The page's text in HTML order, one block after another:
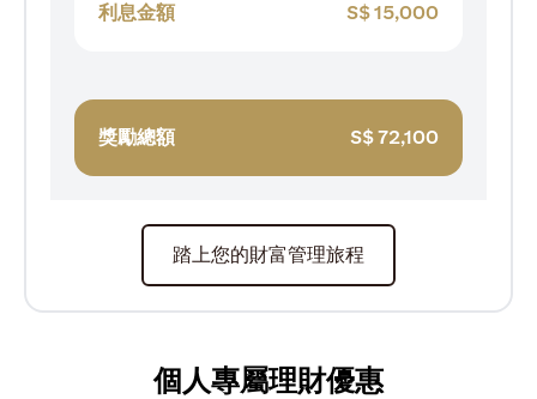
利息金額 S$15,000
獎勵總額 S$72,100
踏上您的財富管理旅程
個人專屬理財優惠